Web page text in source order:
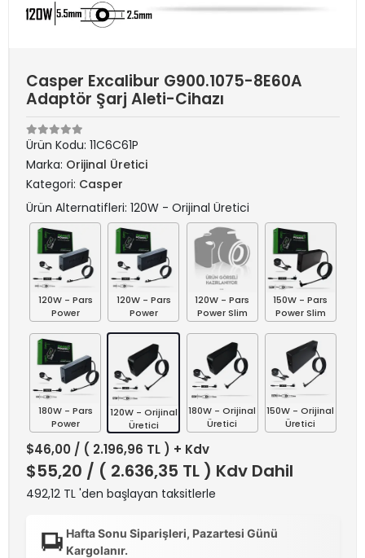
Casper Excalibur G900.1075-8E60A
Adaptör Şarj Aleti-Cihazı
Ürün Kodu: 11C6C61P
Marka: Orijinal Üretici
Kategori: Casper
Ürün Alternatifleri: 120W - Orijinal Üretici
120W - Pars
Power
120W - Pars
Power
120W - Pars
Power Slim
150W - Pars
Power Slim
180W - Pars
Power
120W - Orijinal
Üretici
180W - Orijinal
Üretici
150W - Orijinal
Üretici
$46,00 / ( 2.196,96 TL ) + Kdv
$55,20 / ( 2.636,35 TL ) Kdv Dahil
492,12 TL 'den başlayan taksitlerle
Hafta Sonu Siparişleri, Pazartesi Günü
Kargolanır.